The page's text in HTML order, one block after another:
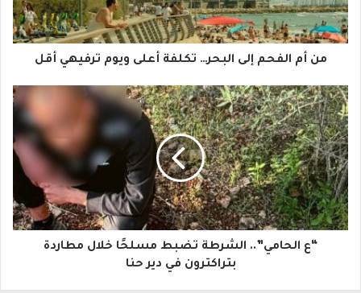
ك
ا
إ
ل
ك
ت
ر
من أم الفحم إلى البحر… تكلفة أعلى ويوم ترفيهي أقل
“ع الحامي”.. الشرطة تضبط مسلحًا خلال مطاردة
بتراكترون في دير حنا